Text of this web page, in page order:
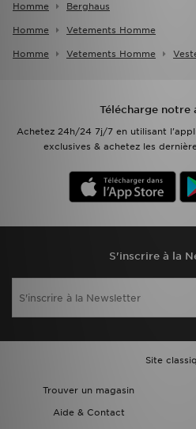
Homme Berghaus
Homme Vetements Homme
Homme Vetements Homme
Télécharge notre
Achetez 24h/24 7j/7 en utilisant
exclusives & achetez les
S'inscrire à la
Site
Trouver un magasin
Aide & Contact